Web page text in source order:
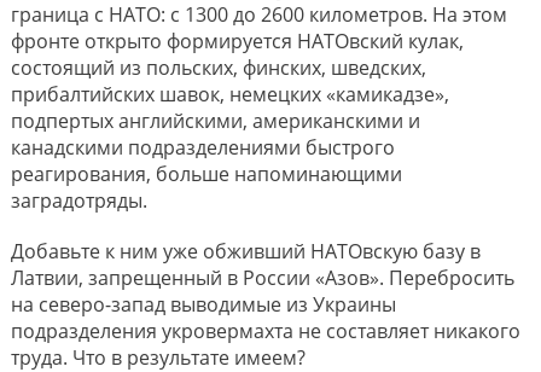
граница с НАТО: с 1300 до 2600 километров. На этом
фронте открыто формируется НАТОвский кулак,
состоящий из польских, финских, шведских,
прибалтийских шавок, немецких «камикадзе»,
подпертых английскими, американскими и
канадскими подразделениями быстрого
реагирования, больше напоминающими
заградотряды.
Добавьте к ним уже обживший НАТОвскую базу в
Латвии, запрещенный в России «Азов». Перебросить
на северо-запад выводимые из Украины
подразделения укровермахта не составляет никакого
труда. Что в результате имеем?